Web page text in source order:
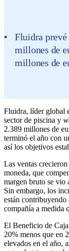
Fluidra prevé
millones de
millones de
Fluidra, líder global
sector de piscina y
2.389 millones de
terminó el año con
así los objetivos
Las ventas
moneda, que
margen bruto se
Sin embargo, los
están contribuyendo
compañía a medida
El Beneficio de
20% menos que en
elevados en el año,